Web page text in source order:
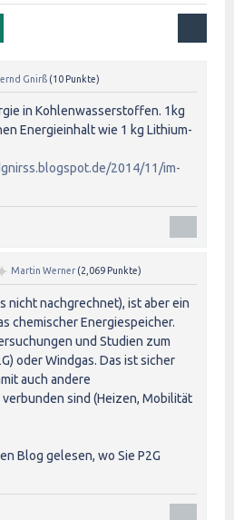
Gnirß (10 Punkte)
in Kohlenwasserstoffen. 1kg
Energieinhalt wie 1 kg Lithium-
2014/11/im-
Martin Werner (2,069 Punkte)
nicht nachgrechnet), ist aber ein
chemischer Energiespeicher.
und Studien zum
oder Windgas. Das ist sicher
auch andere
sind (Heizen, Mobilität
Blog gelesen, wo Sie P2G